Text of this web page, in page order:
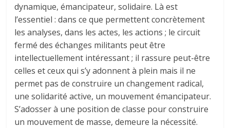
dynamique, émancipateur, solidaire. Là est
l’essentiel : dans ce que permettent concrètement
les analyses, dans les actes, les actions ; le circuit
fermé des échanges militants peut être
intellectuellement intéressant ; il rassure peut-être
celles et ceux qui s’y adonnent à plein mais il ne
permet pas de construire un changement radical,
une solidarité active, un mouvement émancipateur.
S’adosser à une position de classe pour construire
un mouvement de masse, demeure la nécessité.